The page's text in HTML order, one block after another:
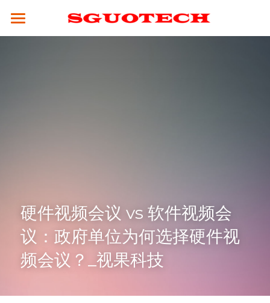
SGUOTECH
4K融合型多点会议引擎 M800S-M
电视墙服务器 （VW-200）
MCU会控平板（SMC-100）
高清一体式终端 (M700)
4K一体式终端（M30）
8K分体式终端（M800）
视频会议摄像头
全向麦克风
集团企业
医疗行业
指挥调度
常见问题解答
关于我们
公司简介
人才招聘
联系我们
☎ 020-31078434
硬件视频会议 vs 软件视频会
议：政府单位为何选择硬件视
频会议？_视果科技
商品分类